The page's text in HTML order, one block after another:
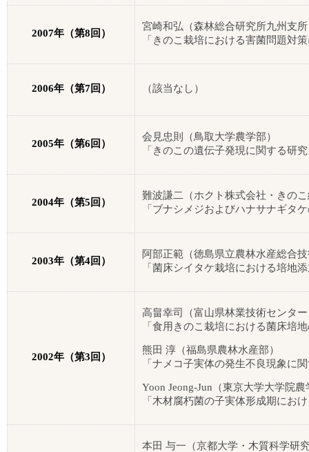
2007年（第8 回）
宮崎和弘（森林総合研究所九州支
「きのこ栽培における害菌問題対
2006年（第7回） （該当なし）
2005年（第6 回）
会見忠則（鳥取大学農学部）
「きのこの遺伝子発現に関する研
2004年（第5 回）
難波謙二（ホクト株式会社・きの
「ブナシメジおよびハナサナギタ
2003年（第4回）
阿部正範（徳島県立農林水産総合
「菌床シイタケ栽培における培地
2002年（第3 回）
高畠幸司（富山県林業技術センタ
「食用きのこ栽培における菌床培
熊田 淳（福島県農林水産部）
「ナメコ子実体の発生不良現象に
Yoon Jeong-Jun （東京大学大学院
「木材腐朽菌の子実体形成期にお
本田 与一（京都大学・木質科学研